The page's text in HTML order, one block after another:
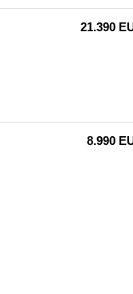
21.390
8.990